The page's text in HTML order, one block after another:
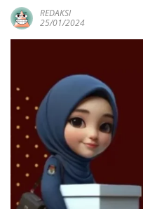
REDAKSI
25/01/2024